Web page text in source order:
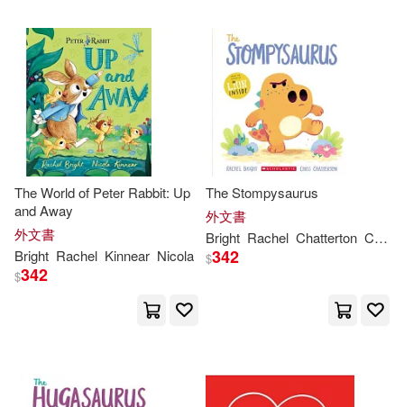
The World of Peter Rabbit: Up
and Away
外文書
Bright Rachel Kinnear Nicola
$342
The Stompysaurus
外文書
Bright Rachel Chatterton Chris
$342